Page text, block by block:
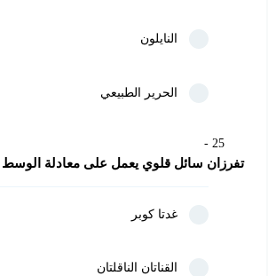
النايلون
الحرير الطبيعي
25
تفرزان سائل قلوي يعمل على معادلة
غدتا كوبر
القناتان الناقلتان